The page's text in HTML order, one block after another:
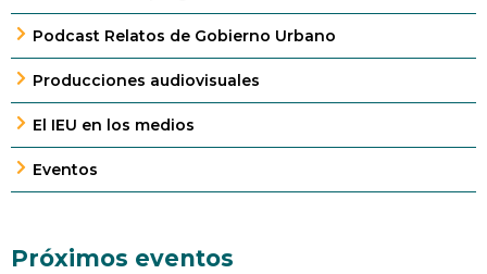
Podcast Relatos de Gobierno Urbano
Producciones audiovisuales
El IEU en los medios
Eventos
Próximos eventos